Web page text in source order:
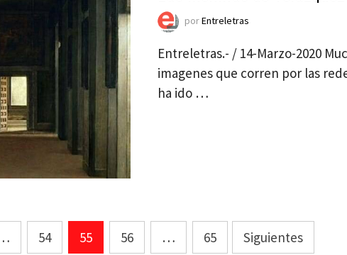
porEntreletras
Entreletras.- / 14-Marzo-2020
imagenes que corren por las
ha ido …
54 55 56 … 65 Siguientes